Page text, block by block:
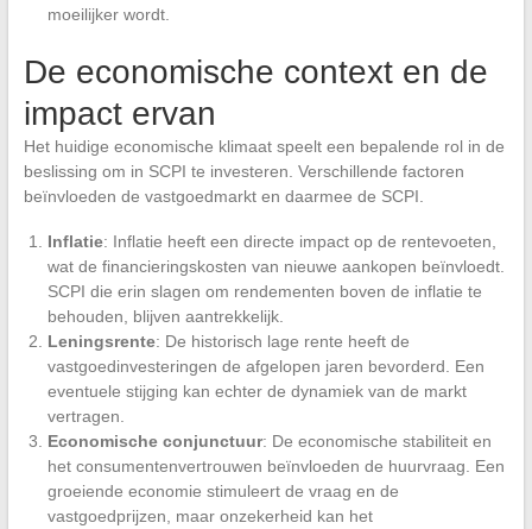
moeilijker wordt.
De economische context en de
impact ervan
Het huidige economische klimaat speelt een bepalende rol in de
beslissing om in SCPI te investeren. Verschillende factoren
beïnvloeden de vastgoedmarkt en daarmee de SCPI.
Inflatie: Inflatie heeft een directe impact op de rentevoeten,
wat de financieringskosten van nieuwe aankopen beïnvloedt.
SCPI die erin slagen om rendementen boven de inflatie te
behouden, blijven aantrekkelijk.
Leningsrente: De historisch lage rente heeft de
vastgoedinvesteringen de afgelopen jaren bevorderd. Een
eventuele stijging kan echter de dynamiek van de markt
vertragen.
Economische conjunctuur: De economische stabiliteit en
het consumentenvertrouwen beïnvloeden de huurvraag. Een
groeiende economie stimuleert de vraag en de
vastgoedprijzen, maar onzekerheid kan het